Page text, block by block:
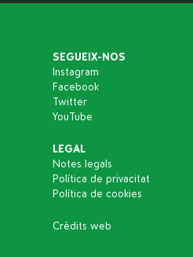
SEGUEIX-NOS
Instagram
Facebook
Twitter
YouTube
LEGAL
Notes legals
Política de privacitat
Política de cookies
Crèdits web